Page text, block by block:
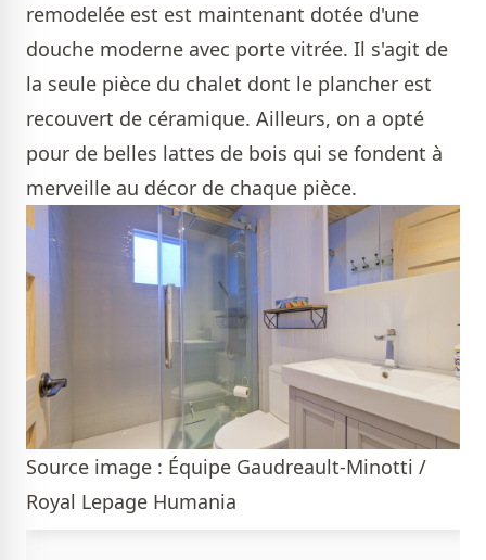
remodelée est est maintenant dotée d'une
douche moderne avec porte vitrée. Il s'agit de
la seule pièce du chalet dont le plancher est
recouvert de céramique. Ailleurs, on a opté
pour de belles lattes de bois qui se fondent à
merveille au décor de chaque pièce.
Source image : Équipe Gaudreault-Minotti /
Royal Lepage Humania